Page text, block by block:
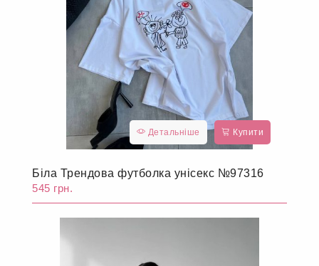
Детальніше Купити
Біла Трендова футболка унісекс №97316
545 грн.